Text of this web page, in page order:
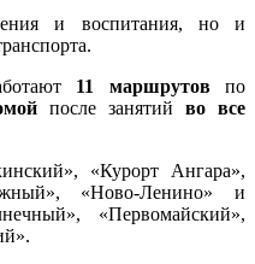
и воспитания, но и
11 маршрутовпо
после занятий во все
«Курорт Ангара»,
«Ново-Ленино» и
«Первомайский»,